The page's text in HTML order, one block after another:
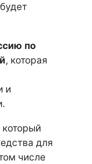
по
, которая
и
который
для
числе